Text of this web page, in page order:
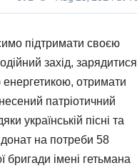
підтримати своєю
захід, зарядитися
отримати
патріотичний
українській пісні та
донат на потреби 58
бригади імені гетьмана